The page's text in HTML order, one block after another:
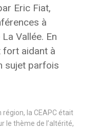
Eric Fiat,
à
Vallée. En
fort aidant à
sujet parfois
la CEAPC était
le thème de l’altérité,